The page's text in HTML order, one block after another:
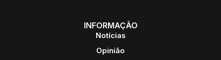
INFORMAÇÃO
Notícias
Opinião